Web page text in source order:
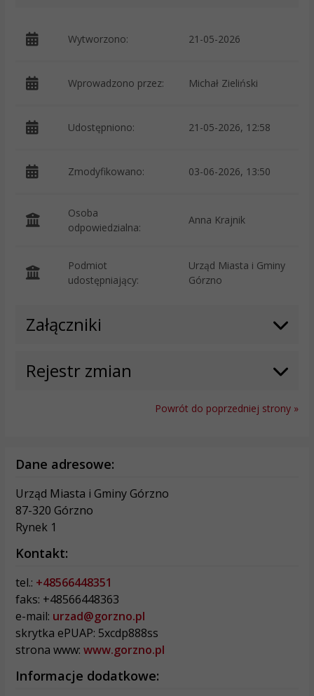
Wytworzono: 21-05-2026
Wprowadzono przez: Michał Zieliński
Udostępniono: 21-05-2026, 12:58
Zmodyfikowano: 03-06-2026, 13:50
Osoba
odpowiedzialna:
Anna Krajnik
Podmiot
udostępniający:
Urząd Miasta i Gminy
Górzno
Załączniki
Rejestr zmian
Powrót do poprzedniej strony »
Dane adresowe:
Urząd Miasta i Gminy Górzno
87-320 Górzno
Rynek 1
Kontakt:
tel.: +48566448351
faks: +48566448363
e-mail: urzad@gorzno.pl
skrytka ePUAP: 5xcdp888ss
strona www: www.gorzno.pl
Informacje dodatkowe: